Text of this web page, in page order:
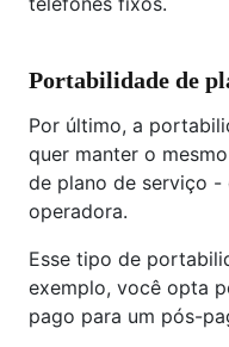
Portabilidade de
Por último, a
quer manter o
de plano de serviço -
operadora.
Esse tipo de
exemplo, você opta
pago para um pós-